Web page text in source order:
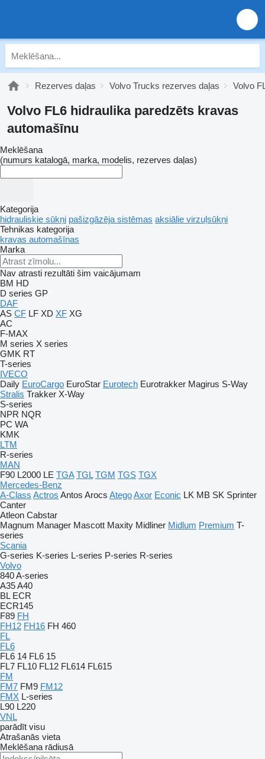
Rezerves daļas Volvo Trucks rezerves daļas Volvo
Volvo FL6 hidraulika paredzēts kravas
automašīnu
Meklēšana
(numurs katalogā, marka, modelis, rezerves daļas)
Kategorija
hidrauliskie sūkņi pašizgāzēja sistēmas aksiālie virzuļsūkņi
Tehnikas kategorija
kravas automašīnas
Marka
Nav atrasti rezultāti šim vaicājumam
BM HD
D series GP
DAF
AS CF LF XD XF XG
AC
F-MAX
M series X series
GMK RT
T-series
IVECO
Daily EuroCargo EuroStar Eurotech Eurotrakker Magirus S-Way
Stralis Trakker X-Way
S-series
NPR NQR
PC WA
KMK
LTM
R-series
MAN
F90 L2000 LE TGA TGL TGM TGS TGX
Mercedes-Benz
A-Class Actros Antos Arocs AtegoAxor Econic LK MB SK Sprinter
Canter
Atleon Cabstar
Magnum Manager Mascott Maxity Midliner Midlum Premium T-
series
Scania
G-series K-series L-series P-series R-series
Volvo
840A-series
A35A40
BL ECR
ECR145
F89 FH
FH12 FH16 FH 460
FL
FL6
FL6 14 FL6 15
FL7 FL10 FL12 FL614 FL615
FM
FM7 FM9 FM12
FMX L-series
L90 L220
VNL
parādīt visu
Atrašanās vieta
Meklēšana rādiusā